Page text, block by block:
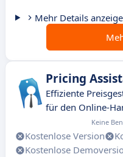
Mehr Details
Pricing
Effiziente
für den Online-
Keine
Kostenlose Version
Kostenlose